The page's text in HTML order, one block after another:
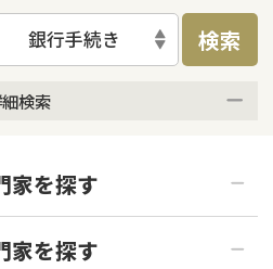
銀行手続き 検索
検索
土日祝の相談可能
家を探す
家を探す